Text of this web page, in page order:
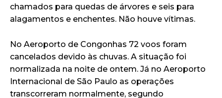
chamados para quedas de árvores e seis para
alagamentos e enchentes. Não houve vítimas.
No Aeroporto de Congonhas 72 voos foram
cancelados devido às chuvas. A situação foi
normalizada na noite de ontem. Já no Aeroporto
Internacional de São Paulo as operações
transcorreram normalmente, segundo